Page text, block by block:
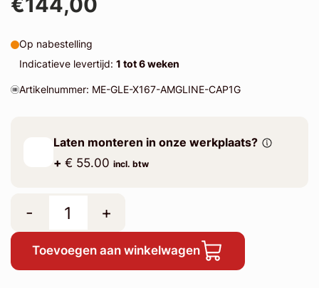
Op nabestelling
Indicatieve levertijd: 1 tot 6 weken
Artikelnummer: ME-GLE-X167-AMGLINE-CAP1G
Laten monteren in onze werkplaats?
+ € 55.00 incl. btw
- +
Toevoegen aan winkelwagen